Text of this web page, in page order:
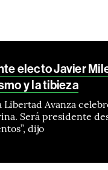
electo Javier
y la tibieza
Libertad Avanza
Será presidente
dijo